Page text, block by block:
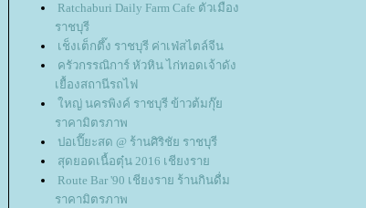
Ratchaburi Daily Farm Cafe ตัวเมือง
ราชบุรี
เช็งเต็กตึ๊ง ราชบุรี ค่าเฟ่สไตล์จีน
ครัวกรรณิการ์ หัวหิน ไก่ทอดเจ้าดัง
เยื้องสถานีรถไฟ
หญ่ นครพิงค์ ราชบุรี ข้าวต้มกุ๊
ราคามิตรภาพ
ปอเปี๊ยะสด @ ร้านศิริชัย ราชบุรี
สุดยอดเนื้อตุ๋น 2016 เชียงรา
Route Bar '90 เชียงราย ร้านกินดื่ม
ราคามิตรภาพ